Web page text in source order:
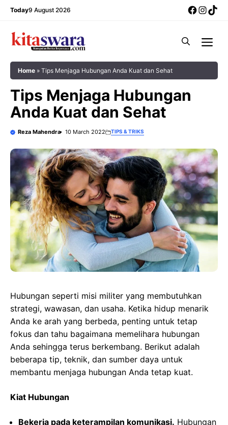
Skip
content
Today9 August 2026
Home » Tips Menjaga Hubungan Anda Kuat dan Sehat
Tips Menjaga Hubungan
Anda Kuat dan Sehat
Reza Mahendra 10 March 2022 TIPS & TRIKS
Hubungan seperti misi militer yang membutuhkan
strategi, wawasan, dan usaha. Ketika hidup menarik
Anda ke arah yang berbeda, penting untuk tetap
fokus dan tahu bagaimana memelihara hubungan
Anda sehingga terus berkembang. Berikut adalah
beberapa tip, teknik, dan sumber daya untuk
membantu menjaga hubungan Anda tetap kuat.
Kiat Hubungan
Bekerja pada keterampilan komunikasi. Hubungan